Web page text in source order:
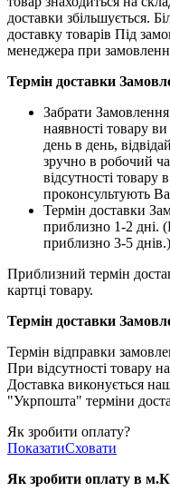
доставки збільшується.
доставку товарів Під
менеджера при
Термін доставки
Забрати
наявності товару
день в день,
зручно в робочий
відсутності товару
проконсультують
Термін доставки
приблизно 1-2 дні.
приблизно 3-5 днів.)
Приблизний термін
картці товару.
Термін доставки
Термін відправки
При відсутності товару
Доставка виконується
"Укрпошта" терміни
Як зробити оплату?
ПоказатиСховати
Як зробити оплату в